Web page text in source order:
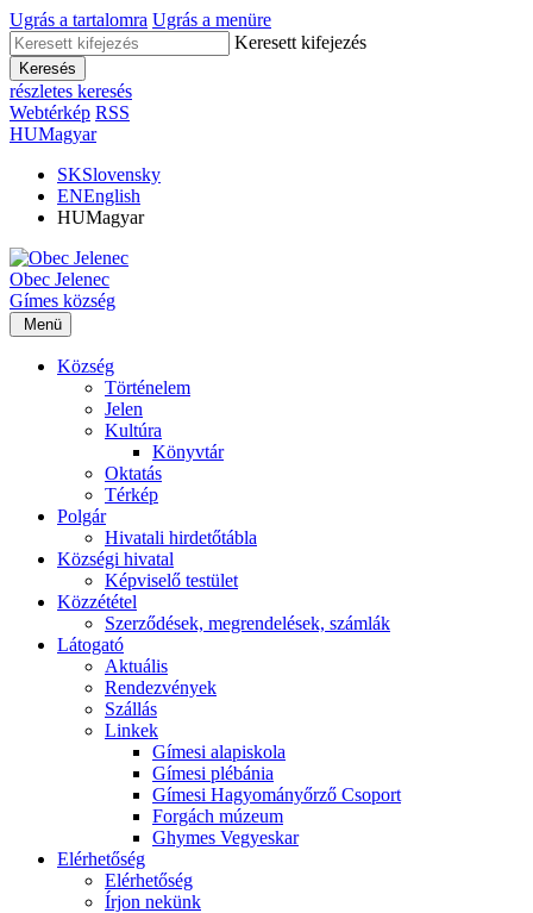
Ugrás a tartalomra Ugrás a menüre
Keresett kifejezés
Keresés
részletes keresés
Webtérkép RSS
HUMagyar
SKSlovensky
ENEnglish
HUMagyar
Obec Jelenec
Gímes község
Menü
Község
Történelem
Jelen
Kultúra
Könyvtár
Oktatás
Térkép
Polgár
Hivatali hirdetőtábla
Községi hivatal
Képviselő testület
Közzététel
Szerződések, megrendelések, számlák
Látogató
Aktuális
Rendezvények
Szállás
Linkek
Gímesi alapiskola
Gímesi plébánia
Gímesi Hagyományőrző Csoport
Forgách múzeum
Ghymes Vegyeskar
Elérhetőség
Elérhetőség
Írjon nekünk